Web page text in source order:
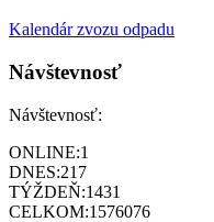
Kalendár zvozu odpadu
Návštevnosť
Návštevnosť:
ONLINE:1
DNES:217
TÝŽDEŇ:1431
CELKOM:1576076